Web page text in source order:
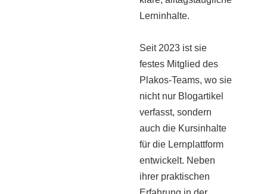
Lerninhalte.
Seit 2023 ist sie
festes Mitglied des
Plakos-Teams, wo sie
nicht nur Blogartikel
verfasst, sondern
auch die Kursinhalte
für die Lernplattform
entwickelt. Neben
ihrer praktischen